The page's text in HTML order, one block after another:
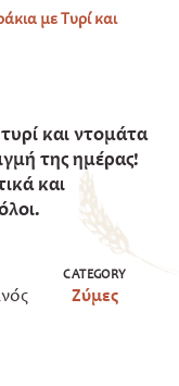
με Τυρί και
και ντομάτα
της ημέρας!
και
CATEGORY
Ζύμες